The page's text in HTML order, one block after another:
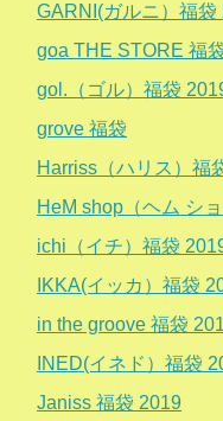
GARNI(ガルニ）福袋
goa THE STORE 福
gol.（ゴル）福袋
grove 福袋
Harriss（ハリス）福
HeM shop（ヘム シ
ichi（イチ）福袋
IKKA(イッカ）福袋
in the groove 福袋
INED(イネド）福袋
Janiss 福袋 2019